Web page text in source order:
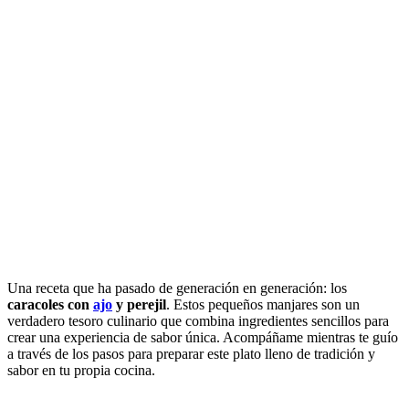
Una receta que ha pasado de generación en generación: los
caracoles con ajo y perejil. Estos pequeños manjares son un
verdadero tesoro culinario que combina ingredientes sencillos para
crear una experiencia de sabor única. Acompáñame mientras te guío
a través de los pasos para preparar este plato lleno de tradición y
sabor en tu propia cocina.